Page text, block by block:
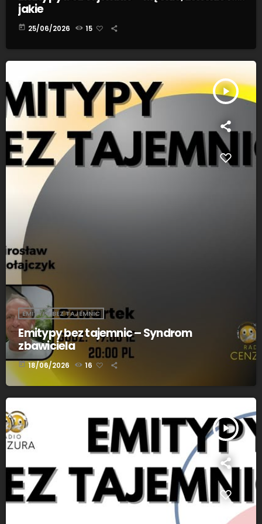
jakie
today 25/06/2026 15
play_arrow
EMITYPY BEZ TAJEMNIC
Emitypy bez tajemnic – Syndrom
zbawiciela
today 18/06/2026 16
play_arrow